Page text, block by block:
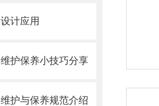
计应用
护保养小技巧分享
护与保养规范介绍